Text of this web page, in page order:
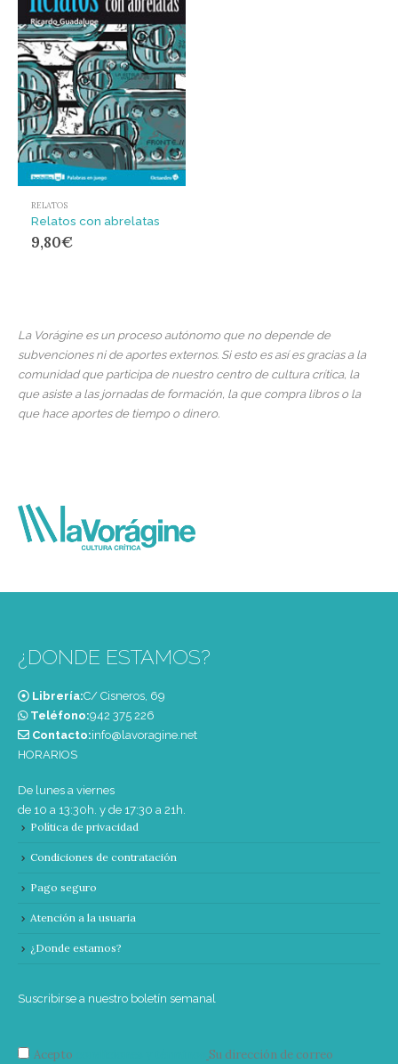
RELATOS
Relatos con abrelatas
9,80€
La Vorágine es un proceso autónomo que no depende de
subvenciones ni de aportes externos. Si esto es así es gracias a la
comunidad que participa de nuestro centro de cultura crítica, la
que asiste a las jornadas de formación, la que compra libros o la
que hace aportes de tiempo o dinero.
¿DONDE ESTAMOS?
Librería:C/ Cisneros, 69
Teléfono:‭942 375 226‬
Contacto:info@lavoragine.net
HORARIOS
De lunes a viernes
de 10 a 13:30h. y de 17:30 a 21h.
Política de privacidad
Condiciones de contratación
Pago seguro
Atención a la usuaria
¿Donde estamos?
Suscribirse a nuestro boletín semanal
Acepto
Su dirección de correo